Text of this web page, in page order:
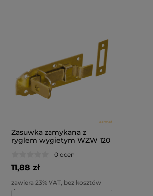
Zasuwka zamykana z
ryglem wygietym WZW 120
0 ocen
11,88 zł
zawiera 23% VAT, bez kosztów
dostawy